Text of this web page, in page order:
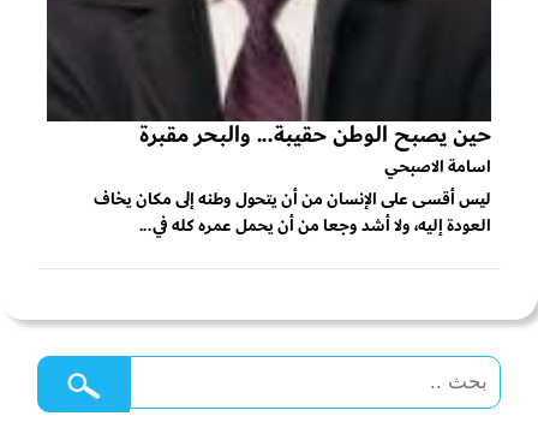
حين يصبح الوطن حقيبة... والبحر مقبرة
اسامة الاصبحي
ليس أقسى على الإنسان من أن يتحول وطنه إلى مكان يخاف
العودة إليه، ولا أشد وجعا من أن يحمل عمره كله في...